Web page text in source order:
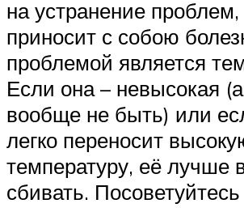
на устранение
приносит с собою
проблемой является
Если она – невысокая
вообще не быть) или
легко переносит
температуру, её лучше
сбивать.